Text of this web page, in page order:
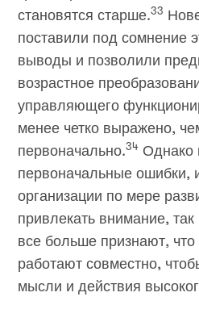
становятся старше.33
поставили под сомнение
выводы и позволили
возрастное
управляющего
менее четко выражено,
первоначально.34 Однако
первоначальные ошибки,
организации по мере
привлекать внимание,
все больше признают, что
работают совместно,
мысли и действия